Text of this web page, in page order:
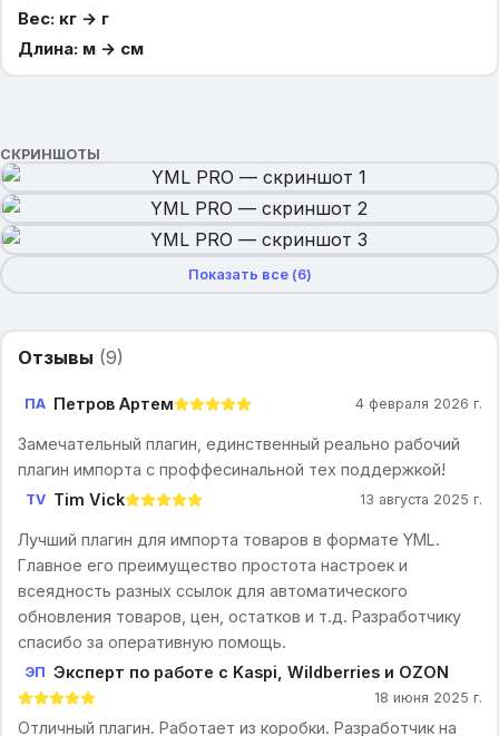
Вес: кг → г
Длина: м → см
СКРИНШОТЫ
Показать все (6)
Отзывы (9)
ПА Петров Артем 4 февраля 2026 г.
Замечательный плагин, единственный реально рабочий
плагин импорта с проффесинальной тех поддержкой!
TV Tim Vick 13 августа 2025 г.
Лучший плагин для импорта товаров в формате YML.
Главное его преимущество простота настроек и
всеядность разных ссылок для автоматического
обновления товаров, цен, остатков и т.д. Разработчику
спасибо за оперативную помощь.
ЭП Эксперт по работе с Kaspi, Wildberries и OZON
18 июня 2025 г.
Отличный плагин. Работает из коробки. Разработчик на